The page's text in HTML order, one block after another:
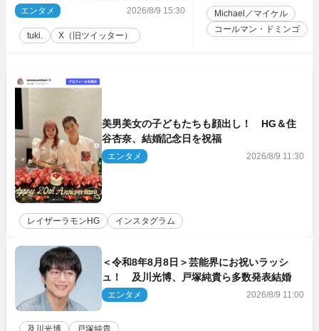
ョット公開
エンタメ 2026/8/9 15:30
tuki. X（旧ツイッター）
Michael／マイケル
コールマン・ドミンゴ
美男美女の子どもたちも顔出し！ HG＆住
谷杏奈、結婚記念日を祝福
エンタメ 2026/8/9 11:30
レイザーラモンHG インスタグラム
＜令和8年8月8日＞芸能界にお祝いラッシ
ュ！ 及川光博、戸塚純貴ら多数発表結婚
エンタメ 2026/8/9 11:00
及川光博 戸塚純貴